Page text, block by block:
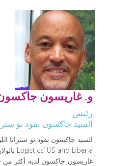
و. غاريسون
رئيس
السيد جاكسون بقود نو
Logistics’ US and Liberia بالولايات المتحدة وليبريا